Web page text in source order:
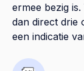
ermee bezig
dan direct drie
een indicatie